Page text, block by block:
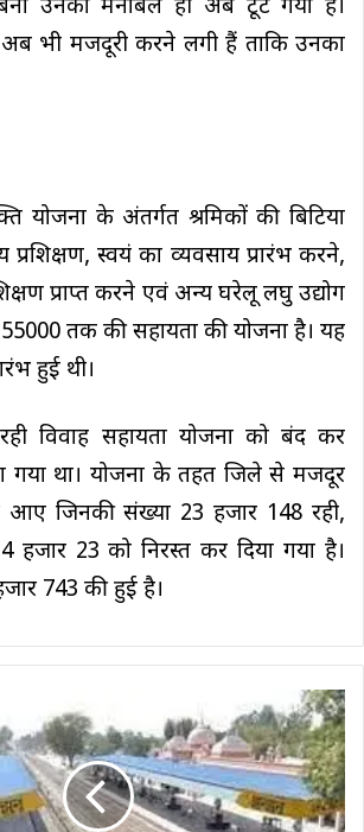
उनका मनोबल ही अब टूट गया है।
भी मजदूरी करने लगी हैं ताकि उनका
योजना के अंतर्गत श्रमिकों की बिटिया
प्रशिक्षण, स्वयं का व्यवसाय प्रारंभ करने,
प्राप्त करने एवं अन्य घरेलू लघु उद्योग
तक की सहायता की योजना है। यह
हुई थी।
विवाह सहायता योजना को बंद कर
गया था। योजना के तहत जिले से मजदूर
जिनकी संख्या 23 हजार 148 रही,
23 को निरस्त कर दिया गया है।
743 की हुई है।